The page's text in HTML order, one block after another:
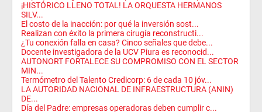
​¡HISTÓRICO LLENO TOTAL! LA ORQUESTA HERMANOS
SILV...
El costo de la inacción: por qué la inversión sost...
Realizan con éxito la primera cirugía reconstructi...
¿Tu conexión falla en casa? Cinco señales que debe...
Docente investigadora de la UCV Piura es reconocid...
AUTONORT FORTALECE SU COMPROMISO CON EL SECTOR
MIN...
Termómetro del Talento Credicorp: 6 de cada 10 jóv...
LA AUTORIDAD NACIONAL DE INFRAESTRUCTURA (ANIN)
DE...
Día del Padre: empresas operadoras deben cumplir c...